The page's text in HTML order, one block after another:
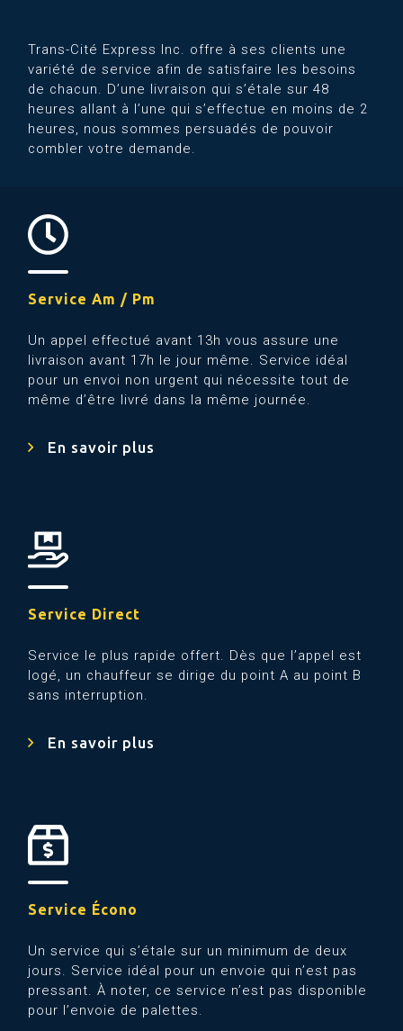
Trans-Cité Express Inc. offre à ses clients une
variété de service afin de satisfaire les besoins
de chacun. D’une livraison qui s’étale sur 48
heures allant à l’une qui s’effectue en moins de 2
heures, nous sommes persuadés de pouvoir
combler votre demande.
Service Am / Pm
Un appel effectué avant 13h vous assure une
livraison avant 17h le jour même. Service idéal
pour un envoi non urgent qui nécessite tout de
même d’être livré dans la même journée.
En savoir plus
Service Direct
Service le plus rapide offert. Dès que l’appel est
logé, un chauffeur se dirige du point A au point B
sans interruption.
En savoir plus
Service Écono
Un service qui s’étale sur un minimum de deux
jours. Service idéal pour un envoie qui n’est pas
pressant. À noter, ce service n’est pas disponible
pour l’envoie de palettes.